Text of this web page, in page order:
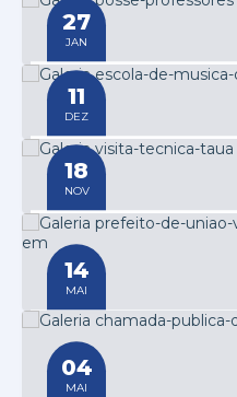
PI TV 02 - Saúde
04
MAI
Terça-feira
27
JAN
Posse professores
Quinta-feira
11
DEZ
Escola de Música de
Terça-feira
18
NOV
Visita técnica Tauá
Quarta-feira
14
MAI
Prefeito de União
orçada em R$ 3
Pedro